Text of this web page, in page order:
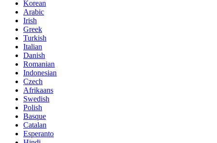
Korean
Arabic
Irish
Greek
Turkish
Italian
Danish
Romanian
Indonesian
Czech
Afrikaans
Swedish
Polish
Basque
Catalan
Esperanto